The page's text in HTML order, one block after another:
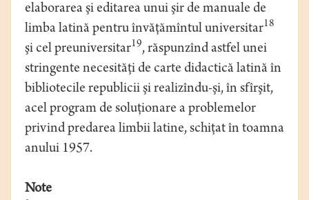
elaborarea şi editarea unui şir de manuale de
limba latină pentru învăţămîntul universitar18
şi cel preuniversitar19, răspunzînd astfel unei
stringente necesităţi de carte didactică latină în
bibliotecile republicii şi realizîndu-şi, în sfîrşit,
acel program de soluţionare a problemelor
privind predarea limbii latine, schiţat în toamna
anului 1957.
Note